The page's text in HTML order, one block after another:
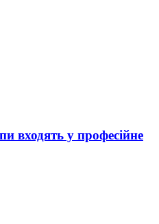
входять у професійне